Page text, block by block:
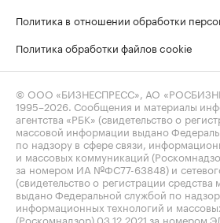
Политика в отношении обработки
Политика обработки файлов cookie
© ООО «БИЗНЕСПРЕСС», АО
1995–2026 . Сообщения и материалы
агентства «РБК» (свидетельство о
массовой информации выдано
по надзору в сфере связи,
и массовых коммуникаций
за номером ИА №ФС77-63848) и
(свидетельство о регистрации
выдано Федеральной службой по
информационных технологий и
(Роскомнадзор) 03.12.2021 за номером